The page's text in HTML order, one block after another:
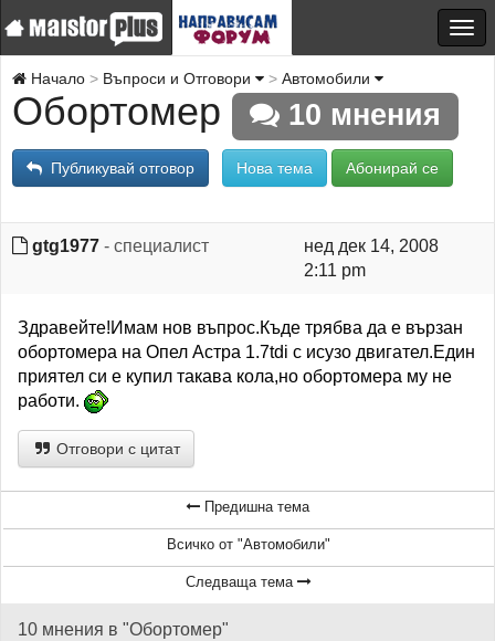
Начало Въпроси и Отговори Автомобили
Обортомер 10 мнения
Публикувай отговор Нова тема Абонирай се
gtg1977 - специалист
нед дек 14, 2008
2:11 pm
Здравейте!Имам нов въпрос.Къде трябва да е вързан
обортомера на Опел Астра 1.7tdi с исузо двигател.Един
приятел си е купил такава кола,но обортомера му не
работи.
Отговори с цитат
Предишна тема
Всичко от "Автомобили"
Следваща тема
10 мнения в "Обортомер"